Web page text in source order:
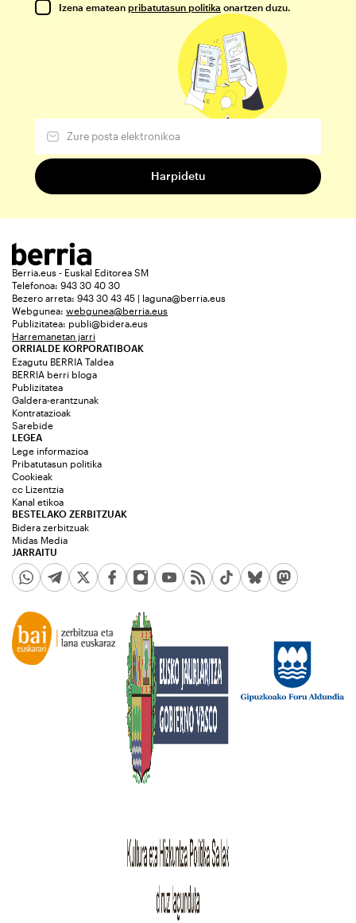
Izena ematean pribatutasun politika onartzen duzu.
Berria.eus - Euskal Editorea SM
Telefonoa: 943 30 40 30
Bezero arreta: 943 30 43 45 | laguna@berria.eus
Webgunea: webgunea@berria.eus
Publizitatea: publi@bidera.eus
Harremanetan jarri
ORRIALDE KORPORATIBOAK
Ezagutu BERRIA Taldea
BERRIA berri bloga
Publizitatea
Galdera-erantzunak
Kontratazioak
Sarebide
JARRAITU
LEGEA
Lege informazioa
Pribatutasun politika
Cookieak
cc Lizentzia
Kanal etikoa
BESTELAKO ZERBITZUAK
Bidera zerbitzuak
Midas Media